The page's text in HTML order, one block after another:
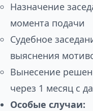
Назначение
момента подачи
Судебное
выяснения
Вынесение
через 1 месяц с
Особые случаи: